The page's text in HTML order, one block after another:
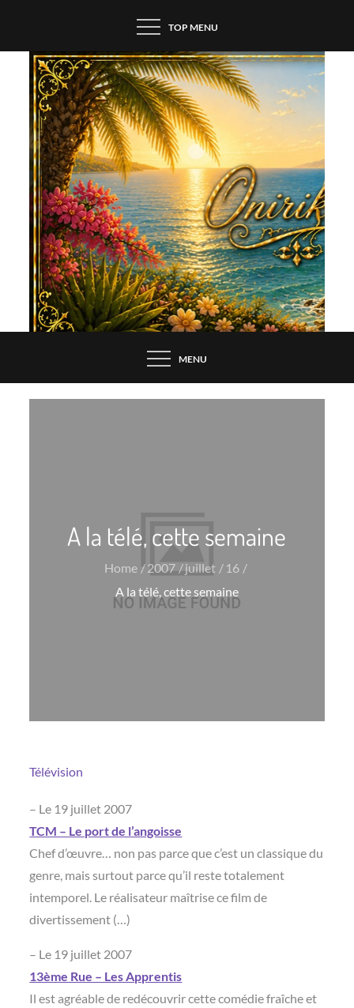
content
TOP MENU
MENU
A la télé, cette semaine
Home 2007 juillet
16
A la télé, cette semaine
Télévision
– Le 19 juillet 2007
TCM – Le port de l’angoisse
Chef d’œuvre… non pas parce que c’est un classique du
genre, mais surtout parce qu’il reste totalement
intemporel. Le réalisateur maîtrise ce film de
divertissement (…)
– Le 19 juillet 2007
13ème Rue – Les Apprentis
Il est agréable de redécouvrir cette comédie fraîche et